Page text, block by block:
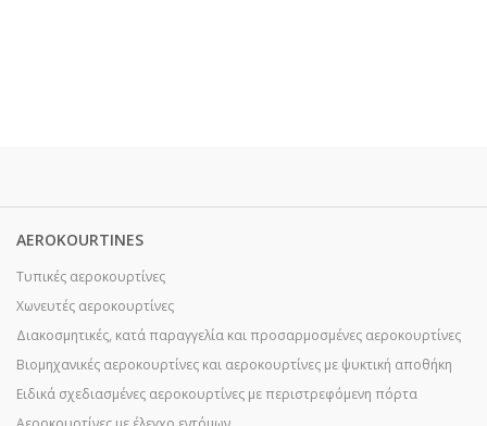
AEROKOURTINES
Τυπικές αεροκουρτίνες
Χωνευτές αεροκουρτίνες
Διακοσμητικές, κατά παραγγελία και προσαρμοσμένες αεροκουρτίνες
Βιομηχανικές αεροκουρτίνες και αεροκουρτίνες με ψυκτική αποθήκη
Ειδικά σχεδιασμένες αεροκουρτίνες με περιστρεφόμενη πόρτα